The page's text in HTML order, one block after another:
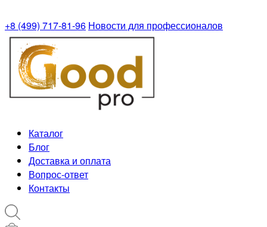
+8 (499) 717-81-96 Новости для профессионалов
Каталог
Блог
Доставка и оплата
Вопрос-ответ
Контакты